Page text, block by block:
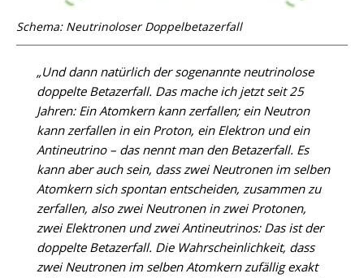
Schema: Neutrinoloser Doppelbetazerfall
„Und dann natürlich der sogenannte neutrinolose
doppelte Betazerfall. Das mache ich jetzt seit 25
Jahren: Ein Atomkern kann zerfallen; ein Neutron
kann zerfallen in ein Proton, ein Elektron und ein
Antineutrino – das nennt man den Betazerfall. Es
kann aber auch sein, dass zwei Neutronen im selben
Atomkern sich spontan entscheiden, zusammen zu
zerfallen, also zwei Neutronen in zwei Protonen,
zwei Elektronen und zwei Antineutrinos: Das ist der
doppelte Betazerfall. Die Wahrscheinlichkeit, dass
zwei Neutronen im selben Atomkern zufällig exakt